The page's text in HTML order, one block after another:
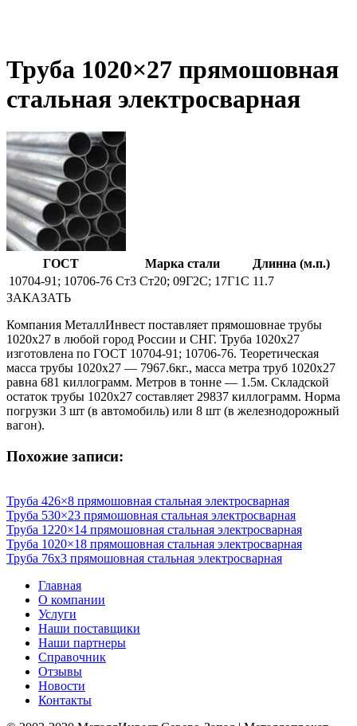
Труба 1020×27 прямошовная
стальная электросварная
ГОСТ Марка стали
Длинна (м.п.)
10704-91; 10706-76 Ст3 Ст20; 09Г2С; 17Г1С 11.7
ЗАКАЗАТЬ
Компания МеталлИнвест поставляет прямошовнае трубы
1020х27 в любой город России и СНГ. Труба 1020х27
изготовлена по ГОСТ 10704-91; 10706-76. Теоретическая
масса трубы 1020х27 — 7967.6кг., масса метра труб 1020х27
равна 681 киллограмм. Метров в тонне — 1.5м. Складской
остаток трубы 1020х27 составляет 29837 киллограмм. Норма
погрузки 3 шт (в автомобиль) или 8 шт (в железнодорожный
вагон).
Похожие записи:
Труба 426×8 прямошовная стальная электросварная
Труба 530×23 прямошовная стальная электросварная
Труба 1220×14 прямошовная стальная электросварная
Труба 1020×18 прямошовная стальная электросварная
Труба 76х3 прямошовная стальная электросварная
Главная
О компании
Услуги
Наши поставщики
Наши партнеры
Справочник
Отзывы
Новости
Контакты